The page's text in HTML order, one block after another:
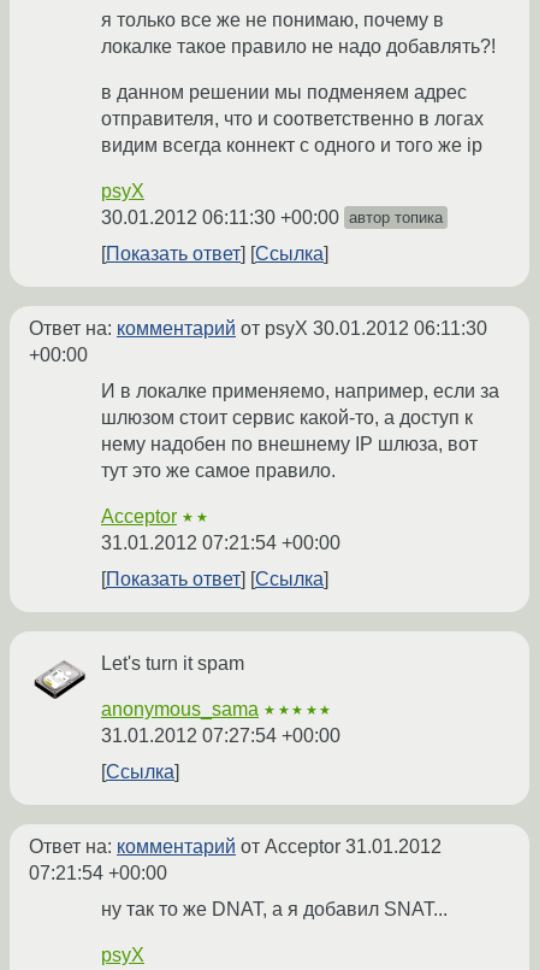
я только все же не понимаю, почему в
локалке такое правило не надо добавлять?!
в данном решении мы подменяем адрес
отправителя, что и соответственно в логах
видим всегда коннект с одного и того же ip
psyX
30.01.2012 06:11:30 +00:00 автор топика
Показать ответ Ссылка
Ответ на: комментарий от psyX 30.01.2012 06:11:30
+00:00
И в локалке применяемо, например, если за
шлюзом стоит сервис какой-то, а доступ к
нему надобен по внешнему IP шлюза, вот
тут это же самое правило.
Acceptor ★★
31.01.2012 07:21:54 +00:00
Показать ответ
Ссылка
Let's turn it spam
anonymous_sama ★★★★★
31.01.2012 07:27:54 +00:00
Ссылка
Ответ на: комментарий от Acceptor 31.01.2012
07:21:54 +00:00
ну так то же DNAT, а я добавил SNAT...
psyX